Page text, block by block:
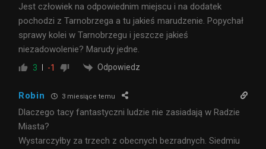
Jest człowiek na odpowiednim miejscu i na dodatek
pochodzi z Tarnobrzega a tu jakieś marudzenie. Popychał
sprawy kolei w Tarnobrzegu i jeszcze jakieś
niezadowolenie? Marudy jedne.
3 -1 Odpowiedz
Robin 3 miesiące temu
Dlaczego tacy fantastyczni ludzie nie zasiadają w Radzie
Miasta?
Wystarczyłby za trzech z obecnych bezradnych. Siedmiu